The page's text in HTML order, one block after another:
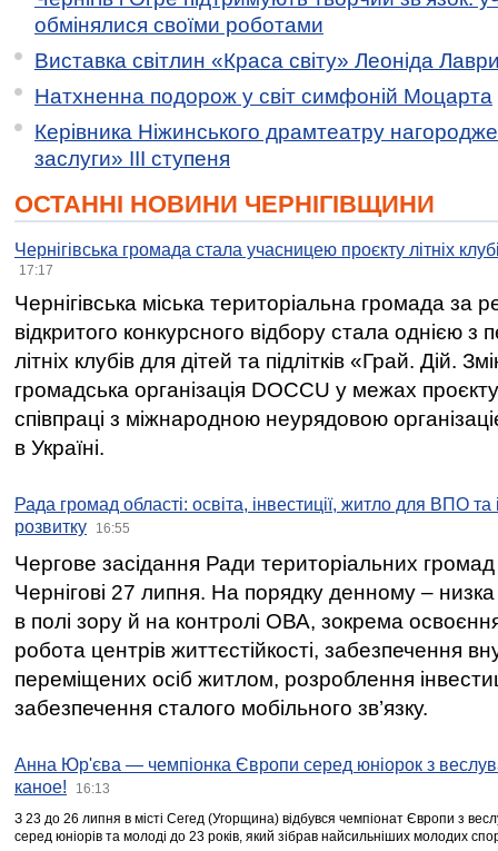
обмінялися своїми роботами
Виставка світлин «Краса світу» Леоніда
Натхненна подорож у світ симфоній Моцарта
Керівника Ніжинського драмтеатру
заслуги» ІІІ ступеня
ОСТАННІ НОВИНИ ЧЕРНІГІВЩИНИ
Чернігівська громада стала учасницею проєкту літніх
17:17
Чернігівська міська територіальна громада за
відкритого конкурсного відбору стала однією
літніх клубів для дітей та підлітків «Грай. Дій.
громадська організація DOCCU у межах
співпраці з міжнародною неурядовою
в Україні.
Рада громад області: освіта, інвестиції, житло для ВПО
розвитку
16:55
Чергове засідання Ради територіальних громад
Чернігові 27 липня. На порядку денному –
в полі зору й на контролі ОВА, зокрема освоєння
робота центрів життєстійкості, забезпечення
переміщених осіб житлом, розроблення
забезпечення сталого мобільного зв’язку.
Анна Юр'єва — чемпіонка Європи серед юніорок з
каное!
16:13
З 23 до 26 липня в місті Сегед (Угорщина) відбувся чемпіонат Європи з
серед юніорів та молоді до 23 років, який зібрав найсильніших молодих